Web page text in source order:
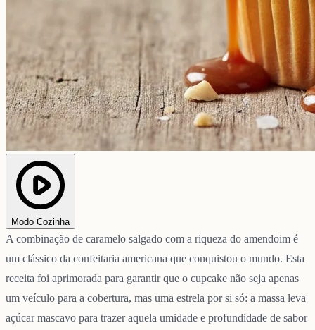
Modo Cozinha
A combinação de caramelo salgado com a riqueza do amendoim é
um clássico da confeitaria americana que conquistou o mundo. Esta
receita foi aprimorada para garantir que o cupcake não seja apenas
um veículo para a cobertura, mas uma estrela por si só: a massa leva
açúcar mascavo para trazer aquela umidade e profundidade de sabor